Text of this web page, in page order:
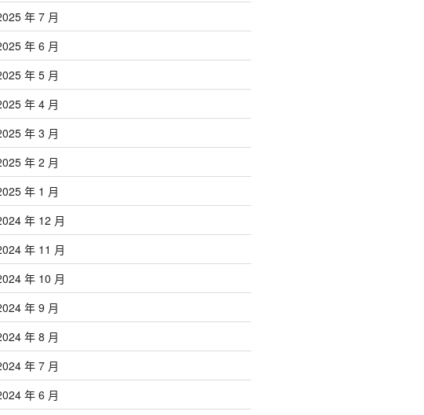
年 7 月
年 6 月
年 5 月
年 4 月
年 3 月
年 2 月
年 1 月
年 12 月
年 11 月
年 10 月
年 9 月
年 8 月
年 7 月
年 6 月